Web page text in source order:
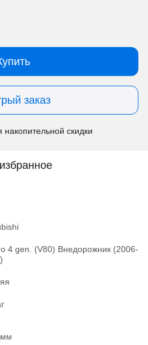
заказ
скидки
4 gen. (V80) Внедорожник (2006-